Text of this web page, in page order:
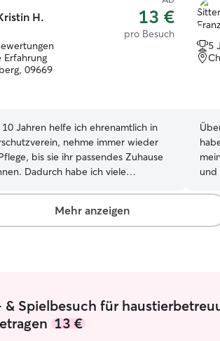
H. 13 €
pro Besuch
Erfahrung
09669
10 Jahren helfe ich ehrenamtlich in
nehme immer wieder
bis sie ihr passendes Zuhause
Dadurch habe ich viele
auf jeden Hund individuell
ich täglich mehrere Stunden in der
Platz und Zeit, um mich
den einzelnen Vierbeiner
Wir besprechen alle wichtigen
5
und
Mehr anzeigen
Spielbesuch für
13 €